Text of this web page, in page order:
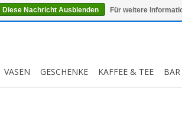
0 Artikel -
VASEN GESCHENKE KAFFEE & TEE
Diese Nachricht Ausblenden Für weitere